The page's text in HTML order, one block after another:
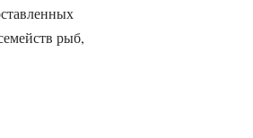
рыб,